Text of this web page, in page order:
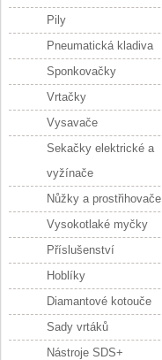
Pily
Pneumatická kladiva
Sponkovačky
Vrtačky
Vysavače
Sekačky elektrické a
vyžínače
Nůžky a prostřihovače
Vysokotlaké myčky
Příslušenství
Hoblíky
Diamantové kotouče
Sady vrtáků
Nástroje SDS+